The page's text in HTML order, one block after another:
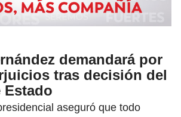
demandará por
tras decisión del
Estado
aseguró que todo